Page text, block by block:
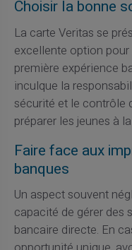
Choisir la bonne
La carte Veritas se
excellente option
première expérience
inculque la
sécurité et le contrôle
préparer les jeunes à
Faire face aux
banques
Un aspect souvent
capacité de gérer des
bancaire directe. En